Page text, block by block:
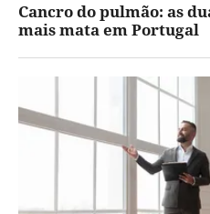
Cancro do pulmão: as
mais mata em Portugal